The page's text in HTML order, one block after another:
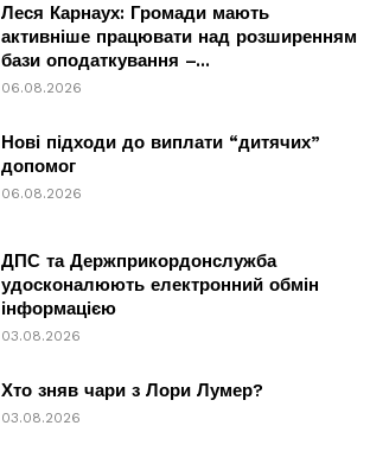
Леся Карнаух: Громади мають
активніше працювати над розширенням
бази оподаткування –...
06.08.2026
Нові підходи до виплати “дитячих”
допомог
06.08.2026
ДПС та Держприкордонслужба
удосконалюють електронний обмін
інформацією
03.08.2026
Хто зняв чари з Лори Лумер?
03.08.2026